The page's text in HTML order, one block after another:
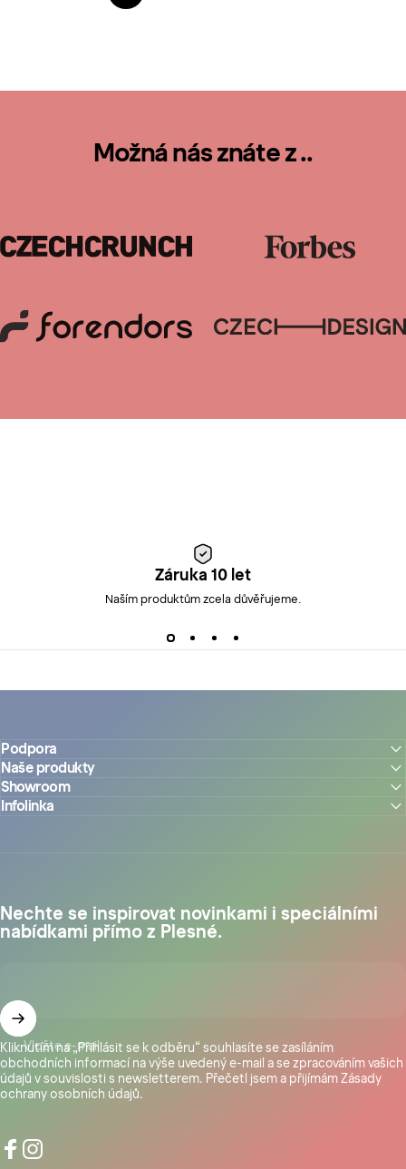
Možná nás znáte z ..
Záruka 10 let
Naším produktům zcela důvěřujeme.
Podpora
Naše produkty
Showroom
Infolinka
Nechte se inspirovat novinkami i speciálními
nabídkami přímo z Plesné.
Vložte e-mail
Kliknutím na „Přihlásit se k odběru“ souhlasíte se zasíláním
obchodních informací na výše uvedený e-mail a se zpracováním vašich
údajů v souvislosti s newsletterem. Přečetl jsem a přijímámZásady
ochrany osobních údajů.